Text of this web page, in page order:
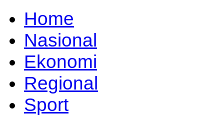
Home
Nasional
Ekonomi
Regional
Sport